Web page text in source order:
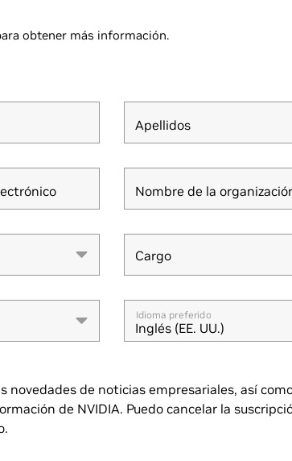
obtener más información.
Apellidos
Nombre de la
Cargo
Cargo
Idioma preferido
Inglés (EE. UU.)
novedades de noticias empresariales, así
de NVIDIA. Puedo cancelar la